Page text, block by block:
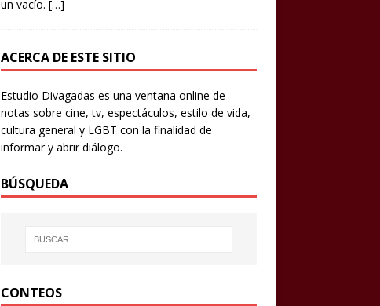
un vacío. […]
ACERCA DE ESTE SITIO
Estudio Divagadas es una ventana online de
notas sobre cine, tv, espectáculos, estilo de vida,
cultura general y LGBT con la finalidad de
informar y abrir diálogo.
BÚSQUEDA
CONTEOS